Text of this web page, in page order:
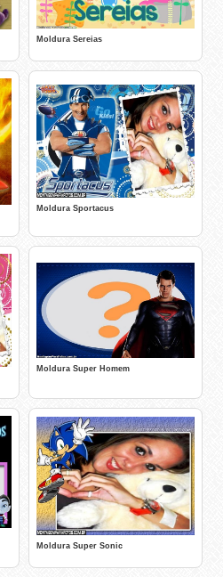
Moldura Sereias
Moldura Sportacus
Moldura Super Homem
Moldura Super Sonic